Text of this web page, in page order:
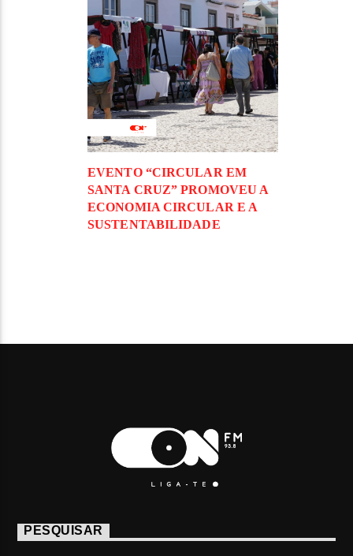
EVENTO “CIRCULAR EM
SANTA CRUZ” PROMOVEU A
ECONOMIA CIRCULAR E A
SUSTENTABILIDADE
PESQUISAR